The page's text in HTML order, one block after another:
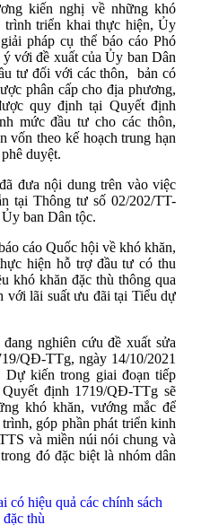
kiến nghị về những khó
trình triển khai thực hiện, Ủy
pháp cụ thể báo cáo Phó
với đề xuất của Ủy ban Dân
tư đối với các thôn, bản có
phân cấp cho địa phương,
quy định tại Quyết định
mức đầu tư cho các thôn,
vốn theo kế hoạch trung hạn
duyệt.
đưa nội dung trên vào việc
tại Thông tư số 02/202/TT-
ban Dân tộc.
cáo Quốc hội về khó khăn,
hiện hỗ trợ đầu tư có thu
khó khăn đặc thù thông qua
với lãi suất ưu đãi tại Tiểu dự
nghiên cứu đề xuất sửa
QĐ-TTg, ngày 14/10/2021
Dự kiến trong giai đoạn tiếp
định 1719/QĐ-TTg sẽ
khó khăn, vướng mắc để
góp phần phát triển kinh
và miền núi nói chung và
đó đặc biệt là nhóm dân
có hiệu quả các chính sách
thù